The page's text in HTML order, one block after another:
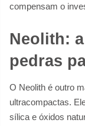
compensam o
Neolith:
pedras
O Neolith é outro
ultracompactas.
sílica e óxidos